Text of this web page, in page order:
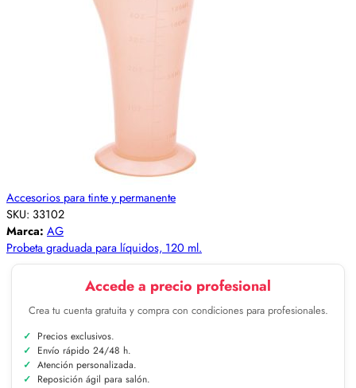
Accesorios para tinte y permanente
SKU: 33102
Marca: AG
Probeta graduada para líquidos, 120 ml.
Accede a precio profesional
Crea tu cuenta gratuita y compra con condiciones para profesionales.
Precios exclusivos.
Envío rápido 24/48 h.
Atención personalizada.
Reposición ágil para salón.